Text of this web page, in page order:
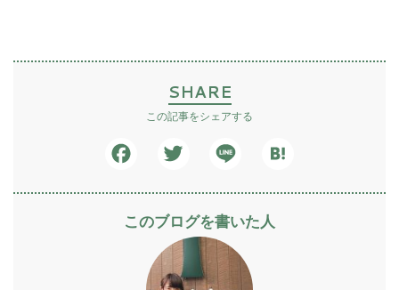
SHARE
この記事をシェアする
このブログを書いた人